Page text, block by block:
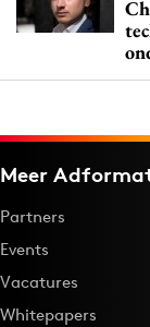
Meer
Partners
Events
Vacatures
Whitepapers